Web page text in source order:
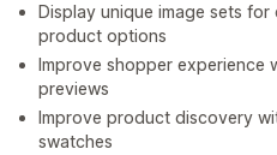
Display unique image sets
product options
Improve shopper experience
previews
Improve product discovery
swatches